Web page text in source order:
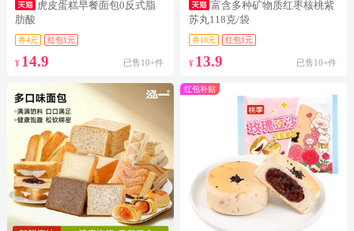
虎皮蛋糕早餐面包0反式脂
肪酸
券4元 红包1元
¥ 14.9 已售10+件
富含多种矿物质红枣核桃紫
苏丸118克/袋
券10元 红包1元
¥ 13.9 已售10+件
红包补贴